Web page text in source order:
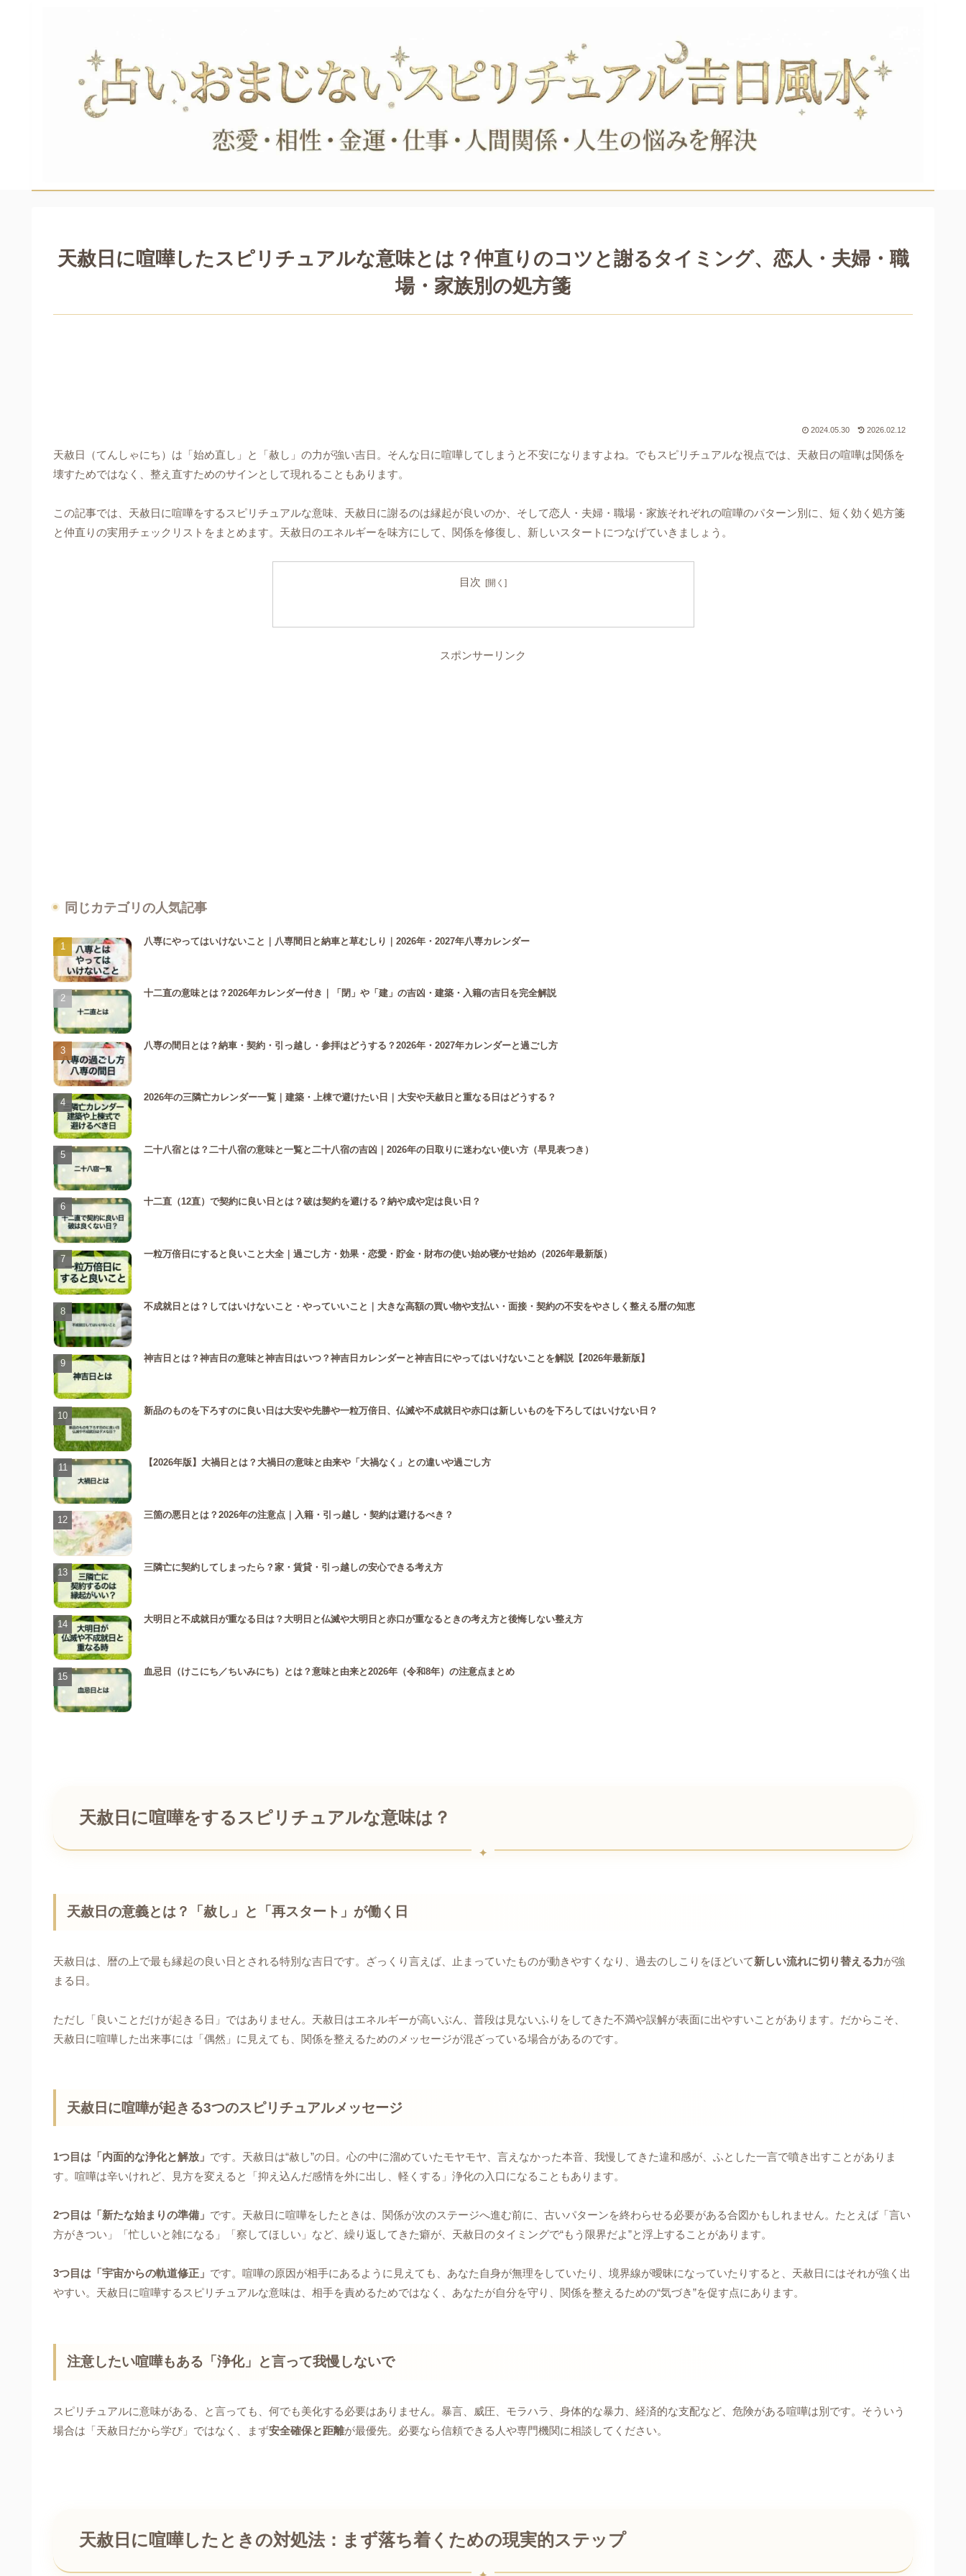
天赦日に喧嘩したスピリチュアルな意味とは？仲直りのコツと謝るタイミング、恋人・夫婦・職
場・家族別の処方箋
2024.05.30 2026.02.12
天赦日（てんしゃにち）は「始め直し」と「赦し」の力が強い吉日。そんな日に喧嘩してしまうと不安になりますよね。でもスピリチュアルな視点では、天赦日の喧嘩は関係を
壊すためではなく、整え直すためのサインとして現れることもあります。
この記事では、天赦日に喧嘩をするスピリチュアルな意味、天赦日に謝るのは縁起が良いのか、そして恋人・夫婦・職場・家族それぞれの喧嘩のパターン別に、短く効く処方箋
と仲直りの実用チェックリストをまとめます。天赦日のエネルギーを味方にして、関係を修復し、新しいスタートにつなげていきましょう。
目次
スポンサーリンク
同じカテゴリの人気記事
八専にやってはいけないこと｜八専間日と納車と草むしり｜2026年・2027年八専カレンダー
十二直の意味とは？2026年カレンダー付き｜「閉」や「建」の吉凶・建築・入籍の吉日を完全解説
八専の間日とは？納車・契約・引っ越し・参拝はどうする？2026年・2027年カレンダーと過ごし方
2026年の三隣亡カレンダー一覧｜建築・上棟で避けたい日｜大安や天赦日と重なる日はどうする？
二十八宿とは？二十八宿の意味と一覧と二十八宿の吉凶｜2026年の日取りに迷わない使い方（早見表つき）
十二直（12直）で契約に良い日とは？破は契約を避ける？納や成や定は良い日？
一粒万倍日にすると良いこと大全｜過ごし方・効果・恋愛・貯金・財布の使い始め寝かせ始め（2026年最新版）
不成就日とは？してはいけないこと・やっていいこと｜大きな高額の買い物や支払い・面接・契約の不安をやさしく整える暦の知恵
神吉日とは？神吉日の意味と神吉日はいつ？神吉日カレンダーと神吉日にやってはいけないことを解説【2026年最新版】
新品のものを下ろすのに良い日は大安や先勝や一粒万倍日、仏滅や不成就日や赤口は新しいものを下ろしてはいけない日？
【2026年版】大禍日とは？大禍日の意味と由来や「大禍なく」との違いや過ごし方
三箇の悪日とは？2026年の注意点｜入籍・引っ越し・契約は避けるべき？
三隣亡に契約してしまったら？家・賃貸・引っ越しの安心できる考え方
大明日と不成就日が重なる日は？大明日と仏滅や大明日と赤口が重なるときの考え方と後悔しない整え方
血忌日（けこにち／ちいみにち）とは？意味と由来と2026年（令和8年）の注意点まとめ
天赦日に喧嘩をするスピリチュアルな意味は？
天赦日の意義とは？「赦し」と「再スタート」が働く日
天赦日は、暦の上で最も縁起の良い日とされる特別な吉日です。ざっくり言えば、止まっていたものが動きやすくなり、過去のしこりをほどいて新しい流れに切り替える力が強
まる日。
ただし「良いことだけが起きる日」ではありません。天赦日はエネルギーが高いぶん、普段は見ないふりをしてきた不満や誤解が表面に出やすいことがあります。だからこそ、
天赦日に喧嘩した出来事には「偶然」に見えても、関係を整えるためのメッセージが混ざっている場合があるのです。
天赦日に喧嘩が起きる3つのスピリチュアルメッセージ
1つ目は「内面的な浄化と解放」 です。天赦日は“赦し”の日。心の中に溜めていたモヤモヤ、言えなかった本音、我慢してきた違和感が、ふとした一言で噴き出すことがありま
す。喧嘩は辛いけれど、見方を変えると「抑え込んだ感情を外に出し、軽くする」浄化の入口になることもあります。
2つ目は「新たな始まりの準備」 です。天赦日に喧嘩をしたときは、関係が次のステージへ進む前に、古いパターンを終わらせる必要がある合図かもしれません。たとえば「言い
方がきつい」「忙しいと雑になる」「察してほしい」など、繰り返してきた癖が、天赦日のタイミングで“もう限界だよ”と浮上することがあります。
3つ目は「宇宙からの軌道修正」 です。喧嘩の原因が相手にあるように見えても、あなた自身が無理をしていたり、境界線が曖昧になっていたりすると、天赦日にはそれが強く出
やすい。天赦日に喧嘩するスピリチュアルな意味は、相手を責めるためではなく、あなたが自分を守り、関係を整えるための“気づき”を促す点にあります。
注意したい喧嘩もある「浄化」と言って我慢しないで
スピリチュアルに意味がある、と言っても、何でも美化する必要はありません。暴言、威圧、モラハラ、身体的な暴力、経済的な支配など、危険がある喧嘩は別です。そういう
場合は「天赦日だから学び」ではなく、まず安全確保と距離が最優先。必要なら信頼できる人や専門機関に相談してください。
天赦日に喧嘩したときの対処法：まず落ち着くための現実的ステップ